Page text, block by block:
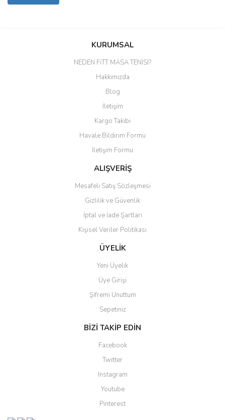
KURUMSAL
NEDEN FiTT MASA TENİSİ?
Hakkımızda
Blog
İletişim
Kargo Takibi
Havale Bildirim Formu
İletişim Formu
ALIŞVERİŞ
Mesafeli Satış Sözleşmesi
Gizlilik ve Güvenlik
İptal ve İade Şartları
Kişisel Veriler Politikası
ÜYELİK
Yeni Üyelik
Üye Girişi
Şifremi Unuttum
Sepetiniz
BİZİ TAKİP EDİN
Facebook
Twitter
Instagram
Youtube
Pinterest